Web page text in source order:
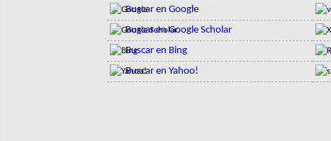
Buscar en Google
Buscar en Google Scholar
Buscar en Bing
Buscar en Yahoo!